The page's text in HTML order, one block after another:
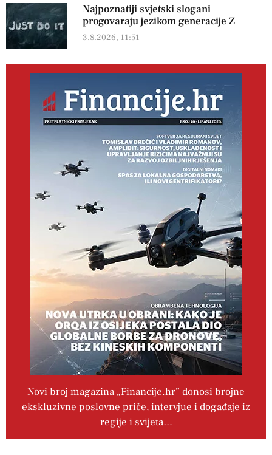
Najpoznatiji svjetski slogani
progovaraju jezikom generacije Z
3.8.2026, 11:51
Novi broj magazina „Financije.hr” donosi brojne
ekskluzivne poslovne priče, intervjue i događaje iz
regije i svijeta…